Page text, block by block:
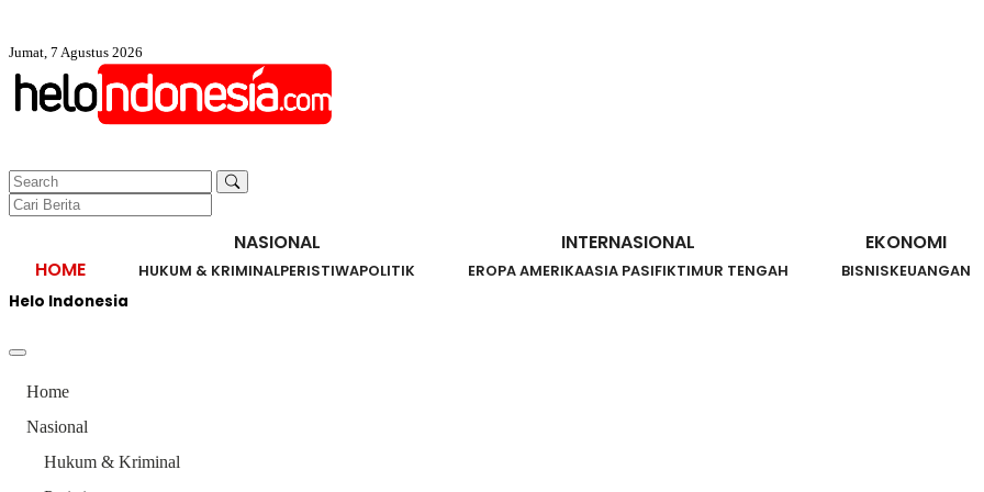
Jumat, 7 Agustus 2026
HOME
NASIONAL
HUKUM & KRIMINALPERISTIWAPOLITIK
INTERNASIONAL
EROPA AMERIKAASIA PASIFIKTIMUR TENGAH
EKONOMI
BISNISKEUANGAN
Helo Indonesia
Home
Nasional
Hukum & Kriminal